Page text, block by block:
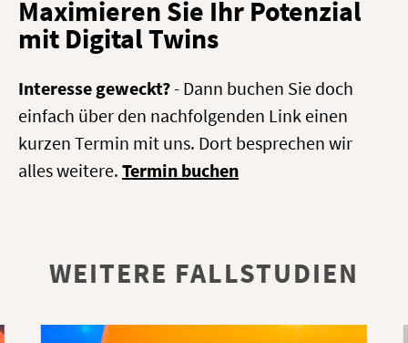
Maximieren Sie Ihr Potenzial
mit Digital Twins
Interesse geweckt?- Dann buchen Sie doch
einfach über den nachfolgenden Link einen
kurzen Termin mit uns. Dort besprechen wir
alles weitere. Termin buchen
WEITERE FALLSTUDIEN